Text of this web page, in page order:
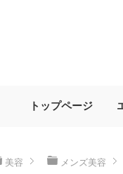
トップページ
美容 メンズ美容